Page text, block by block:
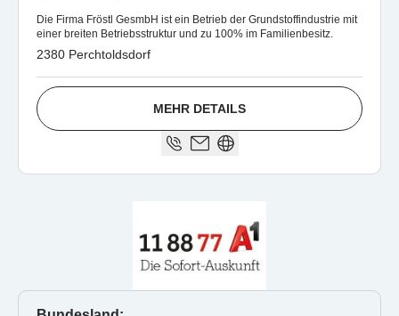
Die Firma Fröstl GesmbH ist ein Betrieb der Grundstoffindustrie mit
einer breiten Betriebsstruktur und zu 100% im Familienbesitz.
2380 Perchtoldsdorf
MEHR DETAILS